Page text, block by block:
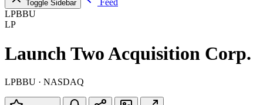
Toggle Sidebar
Feed
LPBBU
LP
Launch Two Acquisition Corp.
LPBBU · NASDAQ